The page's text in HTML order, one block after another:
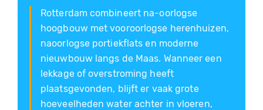
Rotterdam combineert na-oorlogse
hoogbouw met vooroorlogse herenhuizen,
naoorlogse portiekflats en moderne
nieuwbouw langs de Maas. Wanneer een
lekkage of overstroming heeft
plaatsgevonden, blijft er vaak grote
hoeveelheden water achter in vloeren,